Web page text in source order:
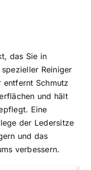
das Sie in
Reiniger
entfernt Schmutz
und hält
Eine
der Ledersitze
und das
verbessern.